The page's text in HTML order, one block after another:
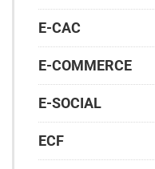
E-CAC
E-COMMERCE
E-SOCIAL
ECF